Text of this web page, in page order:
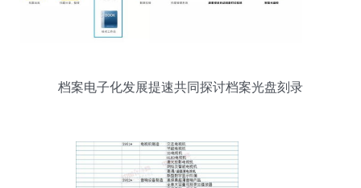
档案电子化发展提速共同探讨档案光盘刻录